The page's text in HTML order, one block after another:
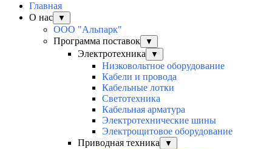
Главная
О нас
▼
ООО "Альпарк"
Программа поставок
▼
Электротехника ▼
Низковольтное оборудование
Кабели и провода
Кабельные лотки
Светотехника
Кабельная арматура
Электротехнические шины
Электрощитовое оборудование
Приводная техника
▼